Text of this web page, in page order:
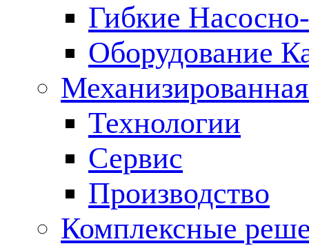
Гибкие
Оборудование
Технологии
Сервис
Производство
Комплексные